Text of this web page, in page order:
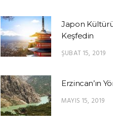
Japon
Keşfedin
ŞUBAT 15, 2019
Erzincan’ın
MAYIS 15, 2019